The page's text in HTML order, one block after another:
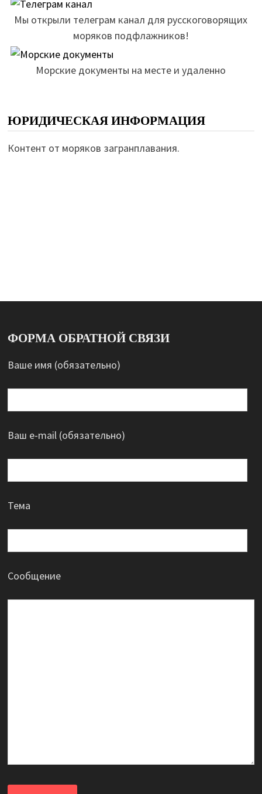
Мы открыли телеграм канал для русскоговорящих
моряков подфлажников!
Морские документы на месте и удаленно
ЮРИДИЧЕСКАЯ ИНФОРМАЦИЯ
Контент от моряков загранплавания.
ФОРМА ОБРАТНОЙ СВЯЗИ
Ваше имя (обязательно)
Ваш e-mail (обязательно)
Тема
Сообщение